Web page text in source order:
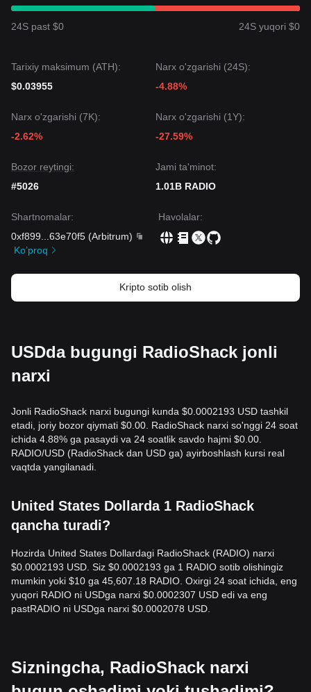
24S past $0 24S yuqori $0
Tarixiy maksimum (ATH):
$0.03955
Narx o'zgarishi (24S):
-4.88%
Narx o'zgarishi (7K):
-2.62%
Narx o'zgarishi (1Y):
-27.59%
Bozor reytingi:
#5026
Jami ta'minot:
1.01B RADIO
Shartnomalar:
0xf899
63e70f5 (Arbitrum)
Ko’proq
Havolalar:
Kripto sotib olish
USDda bugungi RadioShack jonli
narxi
Jonli RadioShack narxi bugungi kunda $0.0002193 USD tashkil
etadi, joriy bozor qiymati $0.00. RadioShack narxi so'nggi 24 soat
ichida 4.88% ga pasaydi va 24 soatlik savdo hajmi $0.00.
RADIO/USD (RadioShack dan USD ga) ayirboshlash kursi real
vaqtda yangilanadi.
United States Dollarda 1 RadioShack
qancha turadi?
Hozirda United States Dollardagi RadioShack (RADIO) narxi
$0.0002193 USD. Siz $0.0002193 ga 1 RADIO sotib olishingiz
mumkin yoki $10 ga 45,607.18 RADIO. Oxirgi 24 soat ichida, eng
yuqori RADIO ni USDga narxi $0.0002307 USD edi va eng
pastRADIO ni USDga narxi $0.0002078 USD.
Sizningcha, RadioShack narxi